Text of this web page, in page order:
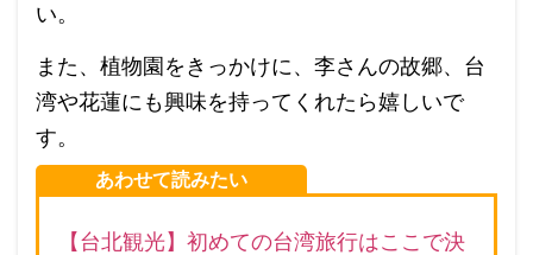
い。
また、植物園をきっかけに、李さんの故郷、台
湾や花蓮にも興味を持ってくれたら嬉しいで
す。
あわせて読みたい
【台北観光】初めての台湾旅行はここで決